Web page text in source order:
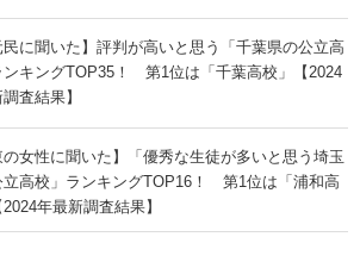
民に聞いた】評判が高いと思う「千葉県の公立高
ンキングTOP35！ 第1位は「千葉高校」【2024
査結果】
の女性に聞いた】「優秀な生徒が多いと思う埼玉
立高校」ランキングTOP16！ 第1位は「浦和高
年最新調査結果】